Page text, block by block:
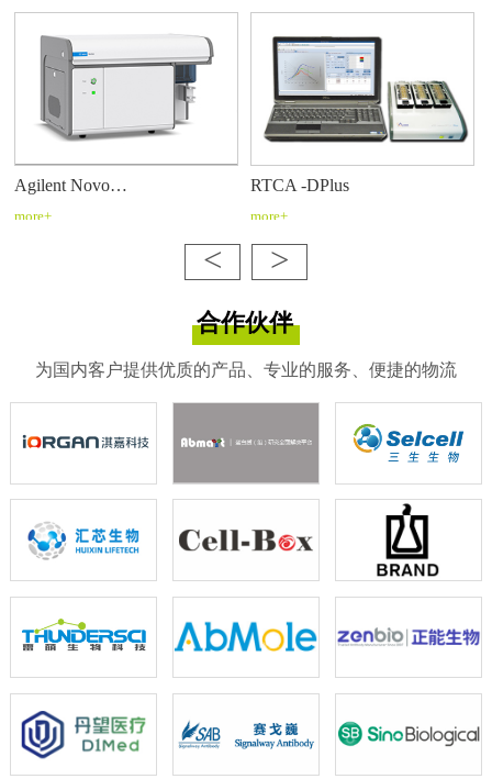
Agilent Novo…
more+
RTCA -DPlus
more+
< >
合作伙伴
为国内客户提供优质的产品、专业的服务、便捷的物流